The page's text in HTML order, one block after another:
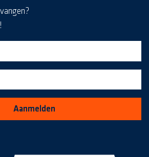
voor de MediaKrant
Aanmelden